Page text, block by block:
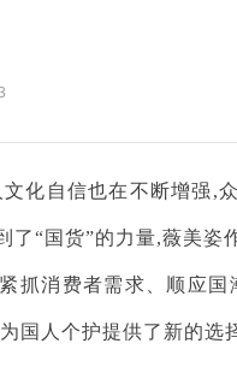
化自信也在不断增强,
了“国货”的力量,薇美
抓消费者需求、顺应
国人个护提供了新的选